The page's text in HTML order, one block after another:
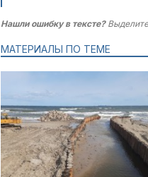
Нашли ошибку в тексте?
МАТЕРИАЛЫ ПО ТЕМЕ